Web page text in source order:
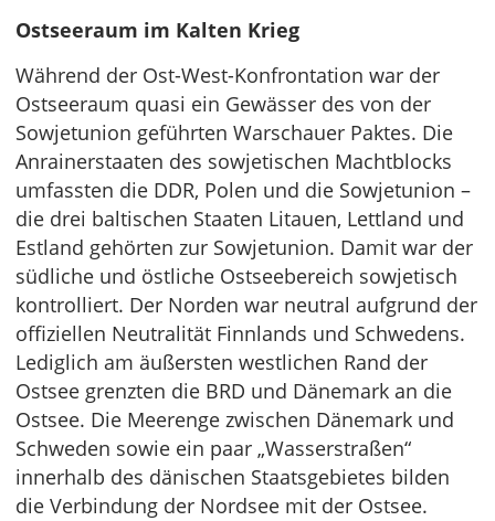
Ostseeraum im Kalten Krieg
Während der Ost-West-Konfrontation war der
Ostseeraum quasi ein Gewässer des von der
Sowjetunion geführten Warschauer Paktes. Die
Anrainerstaaten des sowjetischen Machtblocks
umfassten die DDR, Polen und die Sowjetunion –
die drei baltischen Staaten Litauen, Lettland und
Estland gehörten zur Sowjetunion. Damit war der
südliche und östliche Ostseebereich sowjetisch
kontrolliert. Der Norden war neutral aufgrund der
offiziellen Neutralität Finnlands und Schwedens.
Lediglich am äußersten westlichen Rand der
Ostsee grenzten die BRD und Dänemark an die
Ostsee. Die Meerenge zwischen Dänemark und
Schweden sowie ein paar „Wasserstraßen“
innerhalb des dänischen Staatsgebietes bilden
die Verbindung der Nordsee mit der Ostsee.